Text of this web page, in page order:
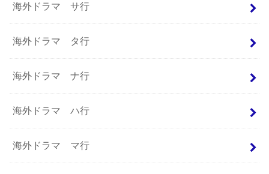
海外ドラマ サ行
海外ドラマ タ行
海外ドラマ ナ行
海外ドラマ ハ行
海外ドラマ マ行